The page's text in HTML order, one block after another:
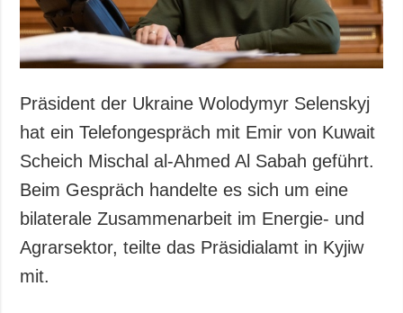
Kriminalität
Notstand und
Notfälle
ZUSÄTZLICH
Veröffentlichungen
Interview
Fotos
Video
LEISTUNGEN
Abonnement
Fotobank
Präsident der Ukraine Wolodymyr Selenskyj
hat ein Telefongespräch mit Emir von Kuwait
Scheich Mischal al-Ahmed Al Sabah geführt.
Beim Gespräch handelte es sich um eine
bilaterale Zusammenarbeit im Energie- und
Agrarsektor, teilte das Präsidialamt in Kyjiw
mit.